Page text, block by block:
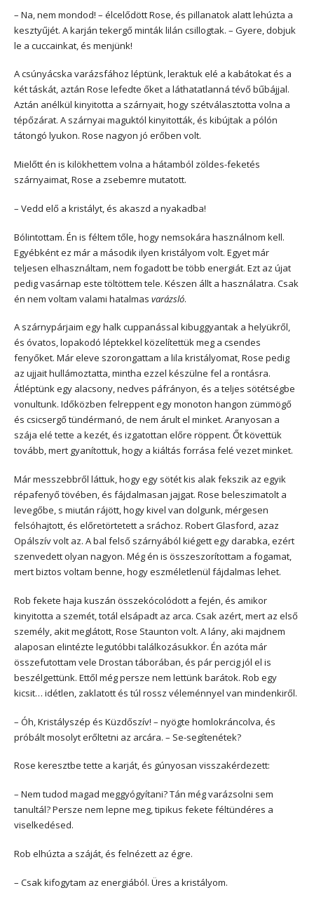
– Na, nem mondod! – élcelődött Rose, és pillanatok alatt lehúzta a
kesztyűjét. A karján tekergő minták lilán csillogtak. – Gyere, dobjuk
le a cuccainkat, és menjünk!
A csúnyácska varázsfához léptünk, leraktuk elé a kabátokat és a
két táskát, aztán Rose lefedte őket a láthatatlanná tévő bűbájjal.
Aztán anélkül kinyitotta a szárnyait, hogy szétválasztotta volna a
tépőzárat. A szárnyai maguktól kinyitották, és kibújtak a pólón
tátongó lyukon. Rose nagyon jó erőben volt.
Mielőtt én is kilökhettem volna a hátamból zöldes-feketés
szárnyaimat, Rose a zsebemre mutatott.
– Vedd elő a kristályt, és akaszd a nyakadba!
Bólintottam. Én is féltem tőle, hogy nemsokára használnom kell.
Egyébként ez már a második ilyen kristályom volt. Egyet már
teljesen elhasználtam, nem fogadott be több energiát. Ezt az újat
pedig vasárnap este töltöttem tele. Készen állt a használatra. Csak
én nem voltam valami hatalmas varázsló.
A szárnypárjaim egy halk cuppanással kibuggyantak a helyükről,
és óvatos, lopakodó léptekkel közelítettük meg a csendes
fenyőket. Már eleve szorongattam a lila kristályomat, Rose pedig
az ujjait hullámoztatta, mintha ezzel készülne fel a rontásra.
Átléptünk egy alacsony, nedves páfrányon, és a teljes sötétségbe
vonultunk. Időközben felreppent egy monoton hangon zümmögő
és csicsergő tündérmanó, de nem árult el minket. Aranyosan a
szája elé tette a kezét, és izgatottan előre röppent. Őt követtük
tovább, mert gyanítottuk, hogy a kiáltás forrása felé vezet minket.
Már messzebbről láttuk, hogy egy sötét kis alak fekszik az egyik
répafenyő tövében, és fájdalmasan jajgat. Rose beleszimatolt a
levegőbe, s miután rájött, hogy kivel van dolgunk, mérgesen
felsóhajtott, és előretörtetett a sráchoz. Robert Glasford, azaz
Opálszív volt az. A bal felső szárnyából kiégett egy darabka, ezért
szenvedett olyan nagyon. Még én is összeszorítottam a fogamat,
mert biztos voltam benne, hogy eszméletlenül fájdalmas lehet.
Rob fekete haja kuszán összekócolódott a fején, és amikor
kinyitotta a szemét, totál elsápadt az arca. Csak azért, mert az első
személy, akit meglátott, Rose Staunton volt. A lány, aki majdnem
alaposan elintézte legutóbbi találkozásukkor. Én azóta már
összefutottam vele Drostan táborában, és pár percig jól el is
beszélgettünk. Ettől még persze nem lettünk barátok. Rob egy
kicsit… idétlen, zaklatott és túl rossz véleménnyel van mindenkiről.
– Óh, Kristályszép és Küzdőszív! – nyögte homlokráncolva, és
próbált mosolyt erőltetni az arcára. – Se-segítenétek?
Rose keresztbe tette a karját, és gúnyosan visszakérdezett:
– Nem tudod magad meggyógyítani? Tán még varázsolni sem
tanultál? Persze nem lepne meg, tipikus fekete féltündéres a
viselkedésed.
Rob elhúzta a száját, és felnézett az égre.
– Csak kifogytam az energiából. Üres a kristályom.